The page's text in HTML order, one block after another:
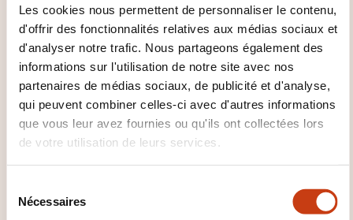
Les cookies nous permettent de personnaliser le contenu,
d'offrir des fonctionnalités relatives aux médias sociaux et
d'analyser notre trafic. Nous partageons également des
informations sur l'utilisation de notre site avec nos
partenaires de médias sociaux, de publicité et d'analyse,
qui peuvent combiner celles-ci avec d'autres informations
que vous leur avez fournies ou qu'ils ont collectées lors
de votre utilisation de leurs services.
Nécessaires
FR
Kubernetes : Initiation +
Approfondissement
A DISTANCE
Informatique et systèmes